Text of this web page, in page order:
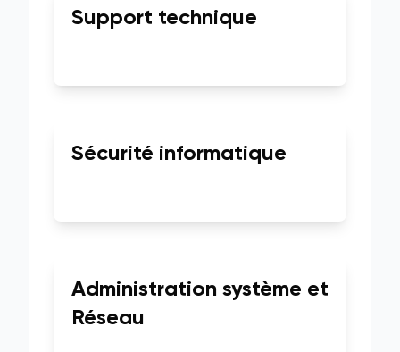
Support technique
Sécurité informatique
Administration système et
Réseau